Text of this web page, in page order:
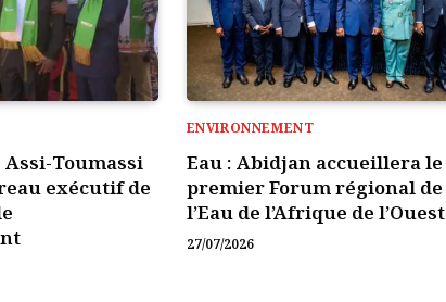
Assi-Toumassi
exécutif de
ENVIRONNEMENT
Eau : Abidjan accueillera le
premier Forum régional de
l’Eau de l’Afrique de l’Ouest
27/07/2026